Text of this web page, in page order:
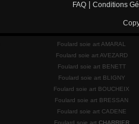
FAQ Conditions
Foulard soie art AMARAL
Foulard soie art AVEZARD
Foulard soie art BENETT
Foulard soie art BLIGNY
Foulard soie art BOUCHEIX
Foulard soie art BRESSAN
Foulard soie art CADENE
Foulard soie art CHARRIER